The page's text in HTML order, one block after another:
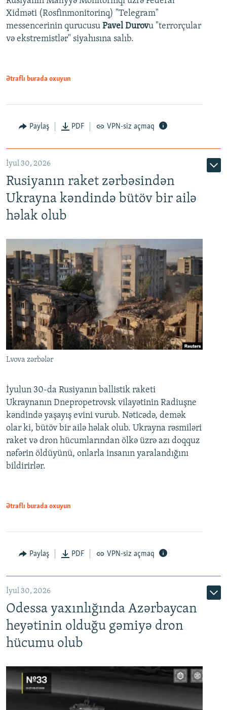
Xidməti (Rosfinmonitorinq) "Telegram"
messencerinin qurucusu Pavel Durovu "terrorçular
və ekstremistlər" siyahısına salıb.
Ətraflı burada oxuyun
Paylaş PDF VPN-siz açmaq
İyul 30, 2026
Rusiyanın raket zərbəsindən
Ukrayna kəndində bütöv bir ailə
həlak olub
Lvova zərbələr
İyulun 30-da Rusiyanın ballistik raketi
Ukraynanın Dnepropetrovsk vilayətinin Radiuşne
kəndində yaşayış evini vurub. Nəticədə, demək
olar ki, bütöv bir ailə həlak olub. Ukrayna rəsmiləri
raket və dron hücumlarından ölkə üzrə azı doqquz
nəfərin öldüyünü, onlarla insanın yaralandığını
bildirirlər.
Ətraflı burada oxuyun
Paylaş PDF VPN-siz açmaq
İyul 30, 2026
Odessa yaxınlığında Azərbaycan
heyətinin olduğu gəmiyə dron
hücumu olub